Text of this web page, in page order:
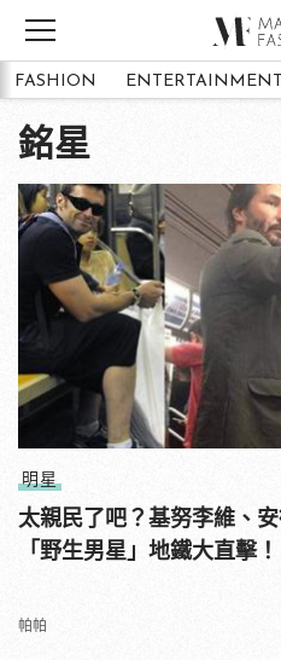
FASHION ENTERTAINMENT
銘星
明星
太親民了吧？基努李維、
「野生男星」地鐵大直擊！
帕帕